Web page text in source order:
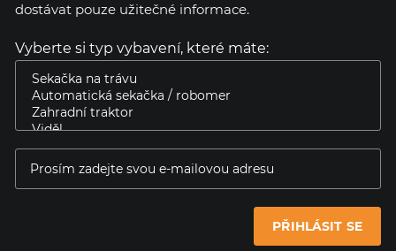
dostávat pouze užitečné informace.
Vyberte si typ vybavení, které máte:
PŘIHLÁSIT SE